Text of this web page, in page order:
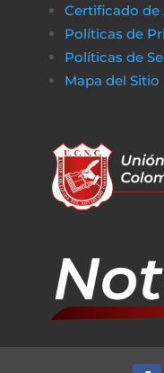
Certificado de
Políticas de
Políticas de
Mapa del Sitio